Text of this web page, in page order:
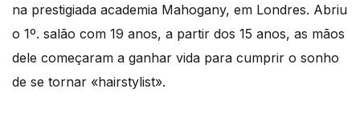
na prestigiada academia Mahogany, em Londres. Abriu
o 1º. salão com 19 anos, a partir dos 15 anos, as mãos
dele começaram a ganhar vida para cumprir o sonho
de se tornar «hairstylist».